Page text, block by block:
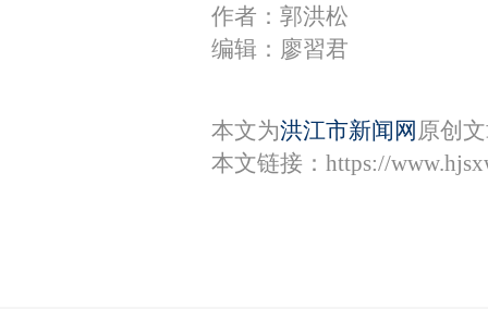
作者：郭洪松
编辑：廖習君
本文为洪江市新闻网 原创
本文链接： https://